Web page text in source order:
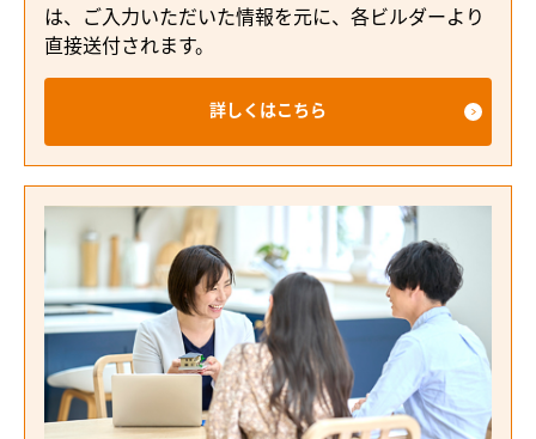
は、ご入力いただいた情報を元に、各ビルダーより
直接送付されます。
詳しくはこちら